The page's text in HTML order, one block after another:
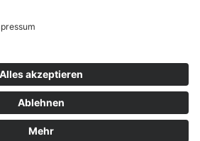
· Cookie-Einstellungen
Burg zu Hagen im Bremischen